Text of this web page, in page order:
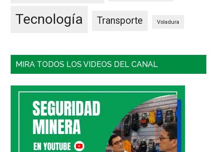
Tecnología Transporte Voladura
MIRA TODOS LOS VIDEOS DEL CANAL